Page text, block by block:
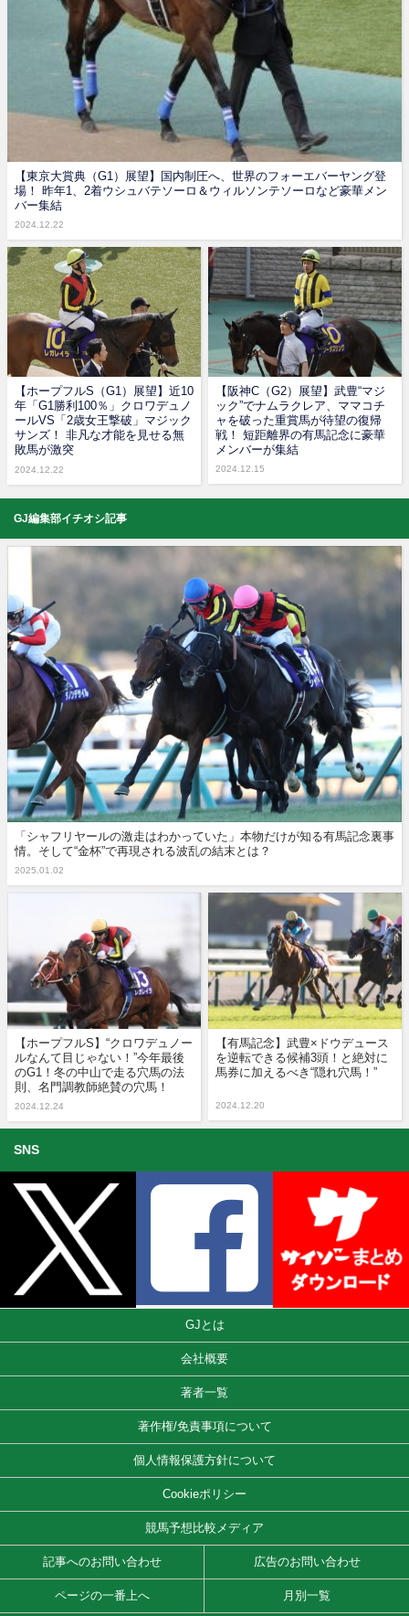
【東京大賞典（G1）展望】国内制圧へ、世界のフォーエバーヤング登
場！ 昨年1、2着ウシュバテソーロ＆ウィルソンテソーロなど豪華メン
バー集結
2024.12.22
【ホープフルS（G1）展望】近10
年「G1勝利100％」クロワデュノ
ールVS「2歳女王撃破」マジック
サンズ！ 非凡な才能を見せる無
敗馬が激突
2024.12.22
【阪神C（G2）展望】武豊“マジ
ック”でナムラクレア、ママコチ
ャを破った重賞馬が待望の復帰
戦！ 短距離界の有馬記念に豪華
メンバーが集結
2024.12.15
GJ編集部イチオシ記事
「シャフリヤールの激走はわかっていた」本物だけが知る有馬記念裏事
情。そして“金杯”で再現される波乱の結末とは？
2025.01.02
【ホープフルS】“クロワデュノー
ルなんて目じゃない！”今年最後
のG1！冬の中山で走る穴馬の法
則、名門調教師絶賛の穴馬！
2024.12.24
【有馬記念】武豊×ドウデュース
を逆転できる候補3頭！と絶対に
馬券に加えるべき“隠れ穴馬！”
2024.12.20
SNS
GJとは
会社概要
著者一覧
著作権/免責事項について
個人情報保護方針について
Cookieポリシー
競馬予想比較メディア
記事へのお問い合わせ 広告のお問い合わせ
ページの一番上へ 月別一覧